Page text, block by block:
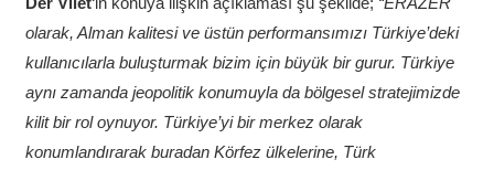
olarak, Alman kalitesi ve üstün performansımızı Türkiye’deki
kullanıcılarla buluşturmak bizim için büyük bir gurur. Türkiye
aynı zamanda jeopolitik konumuyla da bölgesel stratejimizde
kilit bir rol oynuyor. Türkiye’yi bir merkez olarak
konumlandırarak buradan Körfez ülkelerine, Türk